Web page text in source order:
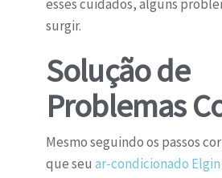
esses cuidados, alguns
surgir.
Solução de
Problemas
Mesmo seguindo os passos
que seu ar-condicionado Elgin